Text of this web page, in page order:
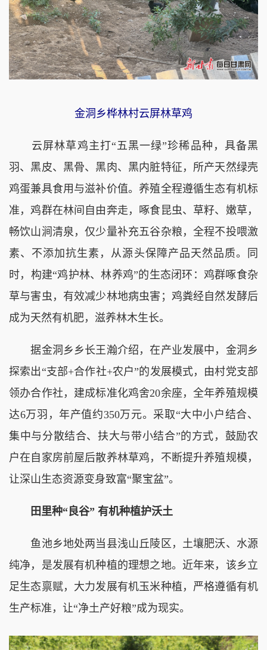
金洞乡桦林村云屏林草鸡
云屏林草鸡主打“五黑一绿”珍稀品种，具备黑
羽、黑皮、黑骨、黑肉、黑内脏特征，所产天然绿壳
鸡蛋兼具食用与滋补价值。养殖全程遵循生态有机标
准，鸡群在林间自由奔走，啄食昆虫、草籽、嫩草，
畅饮山涧清泉，仅少量补充五谷杂粮，全程不投喂激
素、不添加抗生素，从源头保障产品天然品质。同
时，构建“鸡护林、林养鸡”的生态闭环：鸡群啄食杂
草与害虫，有效减少林地病虫害；鸡粪经自然发酵后
成为天然有机肥，滋养林木生长。
据金洞乡乡长王瀚介绍，在产业发展中，金洞乡
探索出“支部+合作社+农户”的发展模式，由村党支部
领办合作社，建成标准化鸡舍20余座，全年养殖规模
达6万羽，年产值约350万元。采取“大中小户结合、
集中与分散结合、扶大与带小结合”的方式，鼓励农
户在自家房前屋后散养林草鸡，不断提升养殖规模，
让深山生态资源变身致富“聚宝盆”。
田里种“良谷” 有机种植护沃土
鱼池乡地处两当县浅山丘陵区，土壤肥沃、水源
纯净，是发展有机种植的理想之地。近年来，该乡立
足生态禀赋，大力发展有机玉米种植，严格遵循有机
生产标准，让“净土产好粮”成为现实。